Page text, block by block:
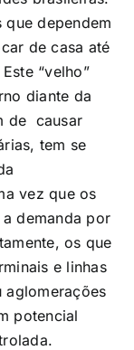
dependem
de casa até
“velho”
diante da
de causar
tem se
vez que os
demanda por
os que
e linhas
aglomerações
potencial